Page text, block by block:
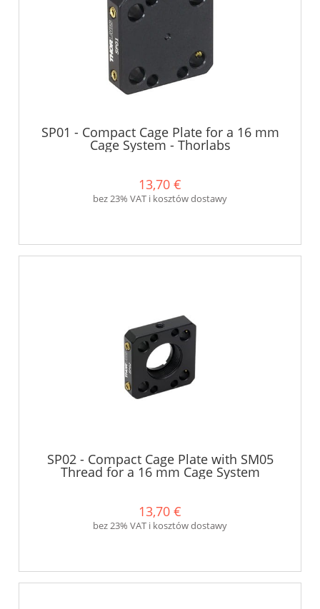
SP01 - Compact Cage Plate for a 16 mm
Cage System - Thorlabs
13,70 €
bez 23% VAT i kosztów dostawy
SP02 - Compact Cage Plate with SM05
Thread for a 16 mm Cage System
(SM05RR Included) - Thorlabs
13,70 €
bez 23% VAT i kosztów dostawy